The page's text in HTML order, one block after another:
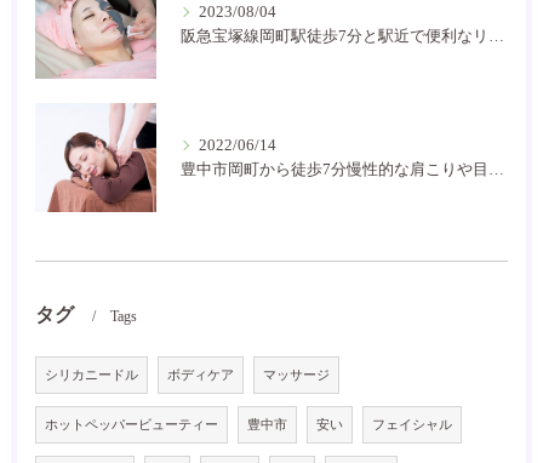
2023/08/04
阪急宝塚線岡町駅徒歩7分と駅近で便利なリラクゼーションサロン！お家サロンで気軽に通いやすいです。
2022/06/14
豊中市岡町から徒歩7分慢性的な肩こりや目の疲れなどにお困りの方には是非癒し空間に！
タグ Tags
シリカニードル ボディケア マッサージ
ホットペッパービューティー 豊中市 安い フェイシャル